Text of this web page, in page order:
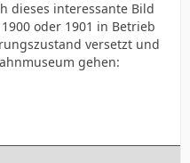
dieses interessante Bild
oder 1901 in Betrieb
versetzt und
gehen: